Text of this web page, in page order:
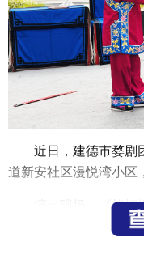
近日，建德市婺剧
道新安社区漫悦湾小区
演出现场，《拷
演，演员们扎实的功